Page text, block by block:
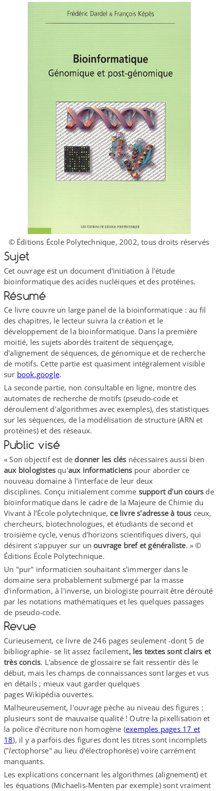
© Éditions École Polytechnique, 2002, tous droits réservés
Sujet
Cet ouvrage est un document d'initiation à l'étude
bioinformatique des acides nucléiques et des protéines.
Résumé
Ce livre couvre un large panel de la bioinformatique : au fil
des chapitres, le lecteur suivra la création et le
développement de la bioinformatique. Dans la première
moitié, les sujets abordés traitent de séquençage,
d'alignement de séquences, de génomique et de recherche
de motifs. Cette partie est quasiment intégralement visible
sur book​.google.
La seconde partie, non consultable en ligne, montre des
automates de recherche de motifs (pseudo-​code et
déroulement d'algorithmes avec exemples), des statistiques
sur les séquences, de la modélisation de structure (ARN et
protéines) et des réseaux.
Public visé
« Son objectif est dedonner les clés nécessaires aussi bien
aux biologistes qu'aux informaticiens pour aborder ce
nouveau domaine à l'interface de leur deux
disciplines. Conçu initialement comme support d'un cours de
bioinformatique dans le cadre de la Majeure de Chimie du
Vivant à l’École polytechnique, ce livre s'adresse à tous ceux,
chercheurs, biotechnologues, et étudiants de second et
troisième cycle, venus d'horizons scientifiques divers, qui
désirent s'appuyer sur un ouvrage bref et généraliste. » ©
Éditions École Polytechnique.
Un "pur" informaticien souhaitant s'immerger dans le
domaine sera probablement submergé par la masse
d'information, à l'inverse, un biologiste pourrait être dérouté
par les notations mathématiques et les quelques passages
de pseudo-​code.
Revue
Curieusement, ce livre de 246 pages seulement -dont 5 de
bibliographie- se lit assez facilement, les textes sont clairs et
très concis. L'absence de glossaire se fait ressentir dès le
début, mais les champs de connaissances sont larges et vus
en détails ; mieux vaut garder quelques
pages Wikipédia ouvertes.
Malheureusement, l'ouvrage pèche au niveau des figures :
plusieurs sont de mauvaise qualité ! Outre la pixellisation et
la police d'écriture non homogène (exemples pages 17 et
18), il y a parfois des figures dont les titres sont incomplets
("lectophorse" au lieu d'électrophorèse) voire carrément
manquants.
Les explications concernant les algorithmes (alignement) et
les équations (Michaelis-​Menten par exemple) sont vraiment